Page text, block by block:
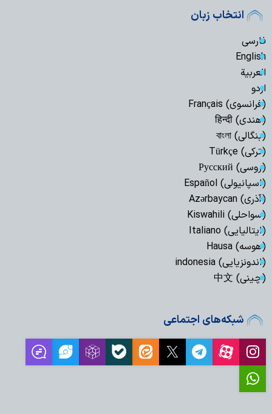
انتخاب زبان
فارسی
English
العربیة
اردو
(فرانسوی) Français
(هندی) हिन्दी
(بنگالی) বাংলা
(ترکی) Türkçe
(روسی) Русский
(اسپانیولی) Español
(آذری) Azərbaycan
(سواحلی) Kiswahili
(ایتالیایی) Italiano
(هوسه) Hausa
(اندونزیایی) indonesia
(چینی) 中文
شبکه‌های اجتماعی